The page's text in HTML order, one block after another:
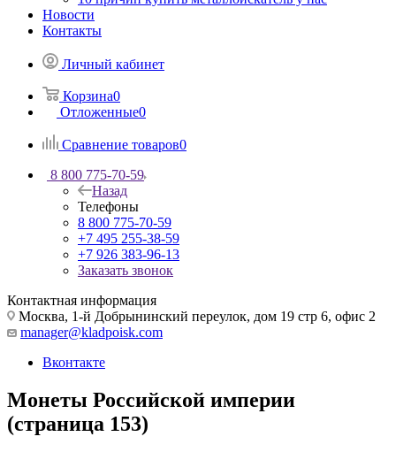
Новости
Контакты
Личный кабинет
Корзина0
Отложенные0
Сравнение товаров0
8 800 775-70-59
Назад
Телефоны
8 800 775-70-59
+7 495 255-38-59
+7 926 383-96-13
Заказать звонок
Контактная информация
Москва, 1-й Добрынинский переулок, дом 19 стр 6, офис 2
manager@kladpoisk.com
Вконтакте
Монеты Российской империи
(страница 153)